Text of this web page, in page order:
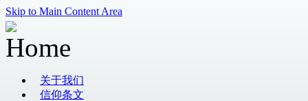
Skip to Main Content Area
关于我们
信仰条文